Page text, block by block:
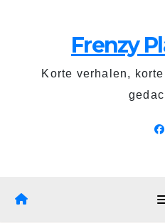
Frenzy
Korte verhalen,